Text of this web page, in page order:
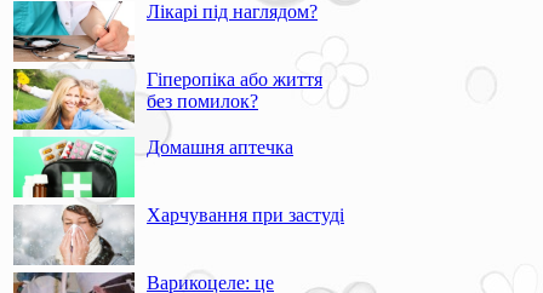
Лікарі під наглядом?
Гіперопіка або життя
без помилок?
Домашня аптечка
Харчування при застуді
Варикоцеле: це